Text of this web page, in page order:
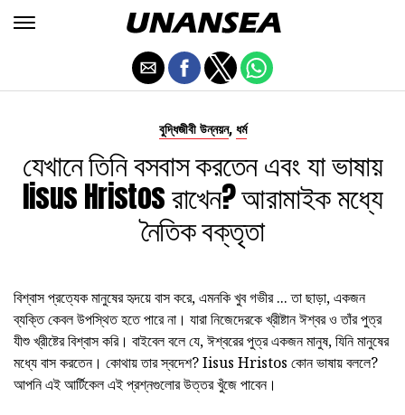
বুদ্ধিজীবী উন্নয়ন, ধর্ম
যেখানে তিনি বসবাস করতেন এবং যা ভাষায়
Iisus Hristos রাখেন? আরামাইক মধ্যে
নৈতিক বক্তৃতা
বিশ্বাস প্রত্যেক মানুষের হৃদয়ে বাস করে, এমনকি খুব গভীর ... তা ছাড়া, একজন
ব্যক্তি কেবল উপস্থিত হতে পারে না। যারা নিজেদেরকে খ্রীষ্টান ঈশ্বর ও তাঁর পুত্র
যীশু খ্রীষ্টের বিশ্বাস করি। বাইবেল বলে যে, ঈশ্বরের পুত্র একজন মানুষ, যিনি মানুষের
মধ্যে বাস করতেন। কোথায় তার স্বদেশ? Iisus Hristos কোন ভাষায় বললে?
আপনি এই আর্টিকেল এই প্রশ্নগুলোর উত্তর খুঁজে পাবেন।